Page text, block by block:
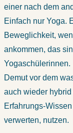
einer nach dem
Einfach nur Yoga.
Beweglichkeit,
ankommen, das
Demut vor dem
auch wieder
Erfahrungs-
verwerten, nutzen.